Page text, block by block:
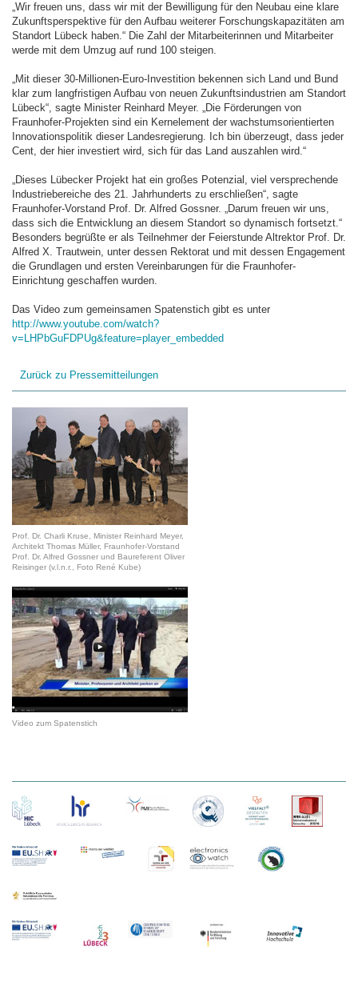
„Wir freuen uns, dass wir mit der Bewilligung für den Neubau eine klare
Zukunftsperspektive für den Aufbau weiterer Forschungskapazitäten am
Standort Lübeck haben.“ Die Zahl der Mitarbeiterinnen und Mitarbeiter
werde mit dem Umzug auf rund 100 steigen.
„Mit dieser 30-Millionen-Euro-Investition bekennen sich Land und Bund
klar zum langfristigen Aufbau von neuen Zukunftsindustrien am Standort
Lübeck“, sagte Minister Reinhard Meyer. „Die Förderungen von
Fraunhofer-Projekten sind ein Kernelement der wachstumsorientierten
Innovationspolitik dieser Landesregierung. Ich bin überzeugt, dass jeder
Cent, der hier investiert wird, sich für das Land auszahlen wird.“
„Dieses Lübecker Projekt hat ein großes Potenzial, viel versprechende
Industriebereiche des 21. Jahrhunderts zu erschließen“, sagte
Fraunhofer-Vorstand Prof. Dr. Alfred Gossner. „Darum freuen wir uns,
dass sich die Entwicklung an diesem Standort so dynamisch fortsetzt.“
Besonders begrüßte er als Teilnehmer der Feierstunde Altrektor Prof. Dr.
Alfred X. Trautwein, unter dessen Rektorat und mit dessen Engagement
die Grundlagen und ersten Vereinbarungen für die Fraunhofer-
Einrichtung geschaffen wurden.
Das Video zum gemeinsamen Spatenstich gibt es unter
http://www.youtube.com/watch?
v=LHPbGuFDPUg&feature=player_embedded
Zurück zu Pressemitteilungen
Prof. Dr. Charli Kruse, Minister Reinhard Meyer,
Architekt Thomas Müller, Fraunhofer-Vorstand
Prof. Dr. Alfred Gossner und Baureferent Oliver
Reisinger (v.l.n.r., Foto René Kube)
Video zum Spatenstich